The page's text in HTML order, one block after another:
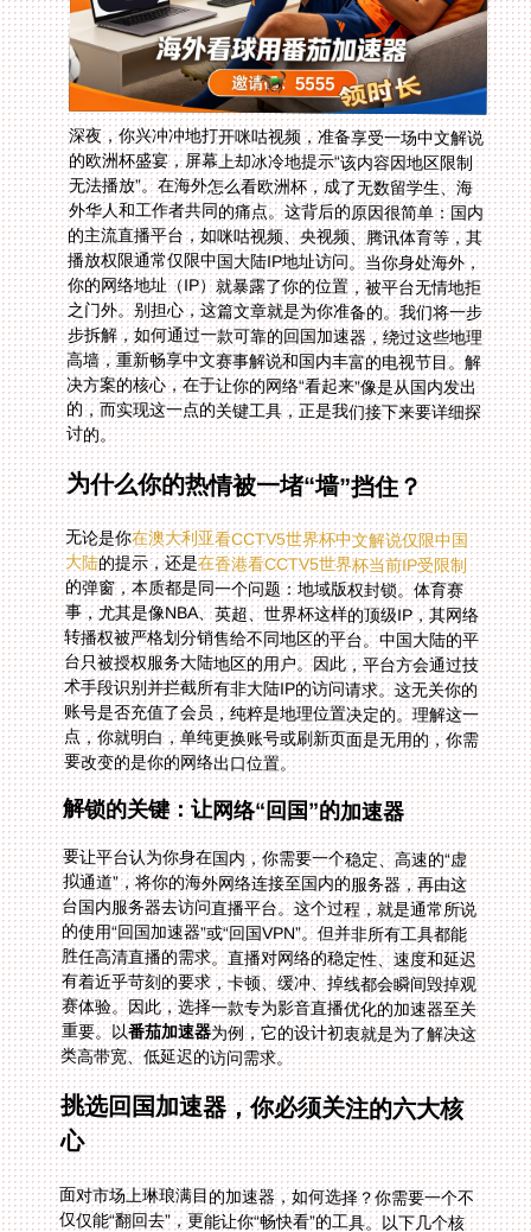
深夜，你兴冲冲地打开咪咕视频，准备享受一场中文解说
的欧洲杯盛宴，屏幕上却冰冷地提示“该内容因地区限制
无法播放”。在海外怎么看欧洲杯，成了无数留学生、海
外华人和工作者共同的痛点。这背后的原因很简单：国内
的主流直播平台，如咪咕视频、央视频、腾讯体育等，其
播放权限通常仅限中国大陆IP地址访问。当你身处海外，
你的网络地址（IP）就暴露了你的位置，被平台无情地拒
之门外。别担心，这篇文章就是为你准备的。我们将一步
步拆解，如何通过一款可靠的回国加速器，绕过这些地理
高墙，重新畅享中文赛事解说和国内丰富的电视节目。解
决方案的核心，在于让你的网络“看起来”像是从国内发出
的，而实现这一点的关键工具，正是我们接下来要详细探
讨的。
为什么你的热情被一堵“墙”挡住？
无论是你在澳大利亚看CCTV5世界杯中文解说仅限中国
大陆的提示，还是在香港看CCTV5世界杯当前IP受限制
的弹窗，本质都是同一个问题：地域版权封锁。体育赛
事，尤其是像NBA、英超、世界杯这样的顶级IP，其网络
转播权被严格划分销售给不同地区的平台。中国大陆的平
台只被授权服务大陆地区的用户。因此，平台方会通过技
术手段识别并拦截所有非大陆IP的访问请求。这无关你的
账号是否充值了会员，纯粹是地理位置决定的。理解这一
点，你就明白，单纯更换账号或刷新页面是无用的，你需
要改变的是你的网络出口位置。
解锁的关键：让网络“回国”的加速器
要让平台认为你身在国内，你需要一个稳定、高速的“虚
拟通道”，将你的海外网络连接至国内的服务器，再由这
台国内服务器去访问直播平台。这个过程，就是通常所说
的使用“回国加速器”或“回国VPN”。但并非所有工具都能
胜任高清直播的需求。直播对网络的稳定性、速度和延迟
有着近乎苛刻的要求，卡顿、缓冲、掉线都会瞬间毁掉观
赛体验。因此，选择一款专为影音直播优化的加速器至关
重要。以番茄加速器为例，它的设计初衷就是为了解决这
类高带宽、低延迟的访问需求。
挑选回国加速器，你必须关注的六大核
心
面对市场上琳琅满目的加速器，如何选择？你需要一个不
仅仅能“翻回去”，更能让你“畅快看”的工具。以下几个核
心功能点，直接决定了你观看NBA直播或深夜追国内综艺